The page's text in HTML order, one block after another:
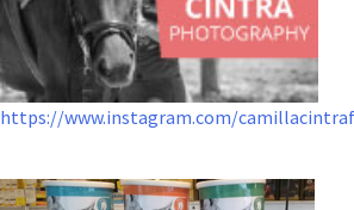
https://www.instagram.com/